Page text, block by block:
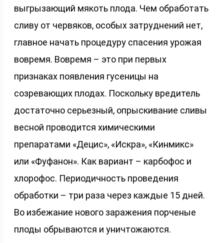
выгрызающий мякоть плода. Чем обработать
сливу от червяков, особых затруднений нет,
главное начать процедуру спасения урожая
вовремя. Вовремя – это при первых
признаках появления гусеницы на
созревающих плодах. Поскольку вредитель
достаточно серьезный, опрыскивание сливы
весной проводится химическими
препаратами «Децис», «Искра», «Кинмикс»
или «Фуфанон». Как вариант – карбофос и
хлорофос. Периодичность проведения
обработки – три раза через каждые 15 дней.
Во избежание нового заражения порченые
плоды обрываются и уничтожаются.